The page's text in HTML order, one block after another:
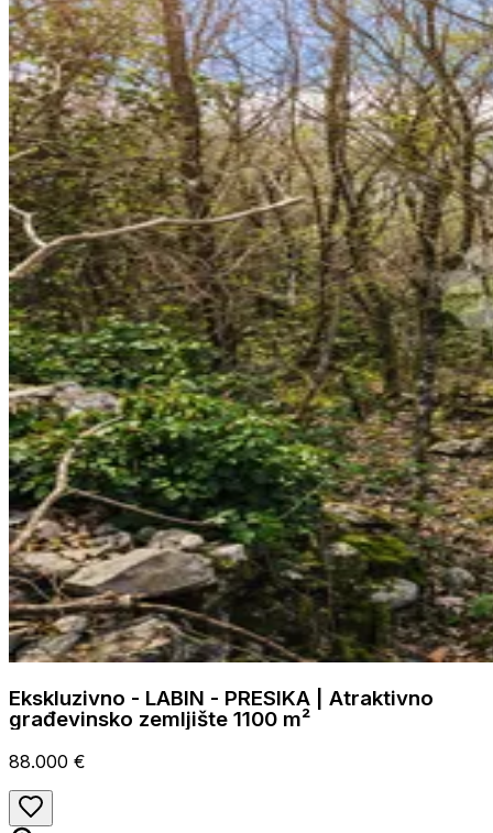
Ekskluzivno - LABIN - PRESIKA | Atraktivno
građevinsko zemljište 1100 m²
88.000 €